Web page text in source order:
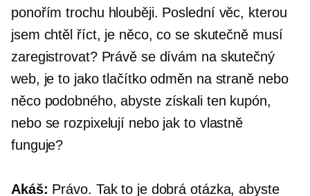
ponořím trochu hlouběji. Poslední věc, kterou
jsem chtěl říct, je něco, co se skutečně musí
zaregistrovat? Právě se dívám na skutečný
web, je to jako tlačítko odměn na straně nebo
něco podobného, ​​abyste získali ten kupón,
nebo se rozpixelují nebo jak to vlastně
funguje?
Akáš: Právo. Tak to je dobrá otázka, abyste